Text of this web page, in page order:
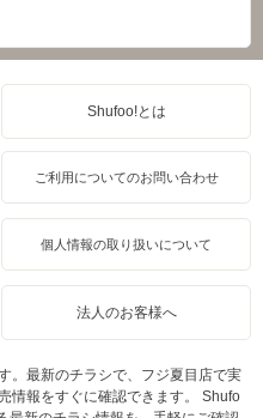
Shufoo!とは
ご利用についてのお問い合わせ
個人情報の取り扱いについて
法人のお客様へ
。最新のチラシで、フジ夏目店で実
情報をすぐに確認できます。 Shufo